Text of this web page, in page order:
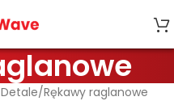
Rękawy raglanowe